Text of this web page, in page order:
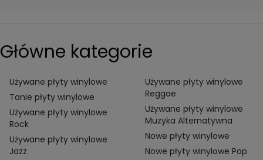
Główne kategorie
Używane płyty winylowe
Tanie płyty winylowe
Używane płyty winylowe
Rock
Używane płyty winylowe
Jazz
Używane płyty winylowe
Reggae
Używane płyty winylowe
Muzyka Alternatywna
Nowe płyty winylowe
Nowe płyty winylowe Pop